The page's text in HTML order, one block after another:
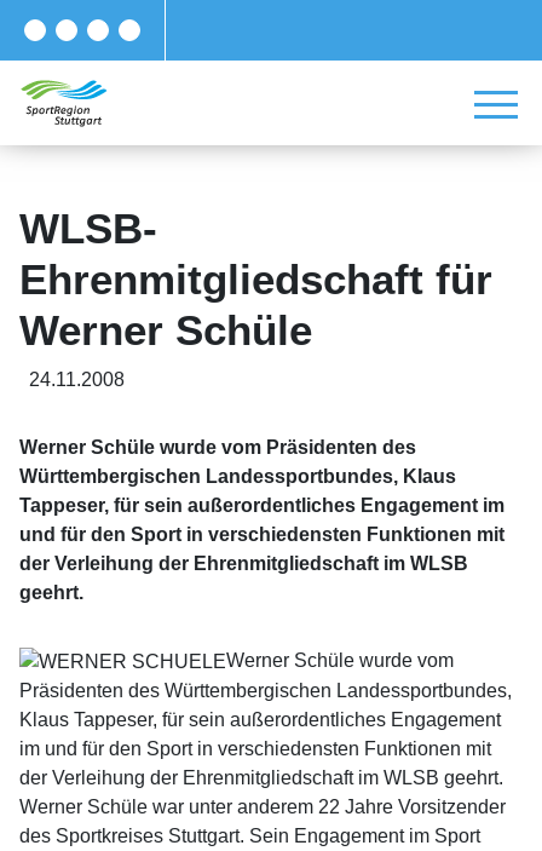
WLSB-
Ehrenmitgliedschaft für
Werner Schüle
24.11.2008
Werner Schüle wurde vom Präsidenten des
Württembergischen Landessportbundes, Klaus
Tappeser, für sein außerordentliches Engagement im
und für den Sport in verschiedensten Funktionen mit
der Verleihung der Ehrenmitgliedschaft im WLSB
geehrt.
Werner Schüle wurde vom
Präsidenten des Württembergischen Landessportbundes,
Klaus Tappeser, für sein außerordentliches Engagement
im und für den Sport in verschiedensten Funktionen mit
der Verleihung der Ehrenmitgliedschaft im WLSB geehrt.
Werner Schüle war unter anderem 22 Jahre Vorsitzender
des Sportkreises Stuttgart. Sein Engagement im Sport